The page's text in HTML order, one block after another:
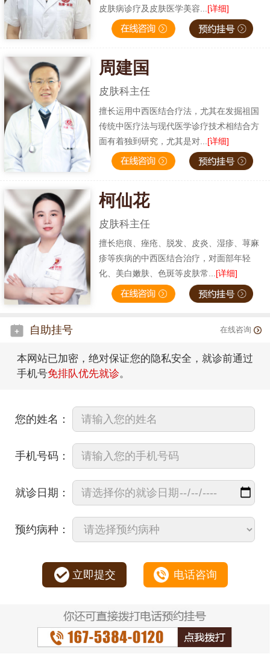
皮肤病诊疗及皮肤医学美容... [详细]
周建国
皮肤科主任
擅长运用中西医结合疗法，尤其在发掘祖国
传统中医疗法与现代医学诊疗技术相结合方
面有着独到研究，尤其是对... [详细]
柯仙花
皮肤科主任
擅长疤痕、痤疮、脱发、皮炎、湿疹、荨麻
疹等疾病的中西医结合治疗，对面部年轻
化、美白嫩肤、色斑等皮肤常...[详细]
自助挂号 在线咨询
本网站已加密，绝对保证您的隐私安全，就诊前通过
手机号免排队优先就诊。
您的姓名：
手机号码：
就诊日期：
预约病种：
立即提交 电话咨询